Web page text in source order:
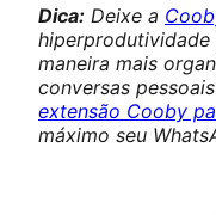
Dica: Deixe a
hiperprodutividade
maneira mais
conversas
extensão Cooby
máximo seu